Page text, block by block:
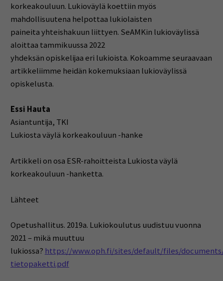
korkeakouluun. Lukioväylä koettiin myös
mahdollisuutena helpottaa lukiolaisten
paineita yhteishakuun liittyen. SeAMKin lukioväylissä
aloittaa tammikuussa 2022
yhdeksän opiskelijaa eri lukioista. Kokoamme seuraavaan
artikkeliimme heidän kokemuksiaan lukioväylissä
opiskelusta.
Essi Hauta
Asiantuntija, TKI
Lukiosta väylä korkeakouluun -hanke
Artikkeli on osa ESR-rahoitteista Lukiosta väylä
korkeakouluun -hanketta.
Lähteet
Opetushallitus. 2019a. Lukiokoulutus uudistuu vuonna
2021 – mikä muuttuu
lukiossa? https://www.oph.fi/sites/default/files/
tietopaketti.pdf